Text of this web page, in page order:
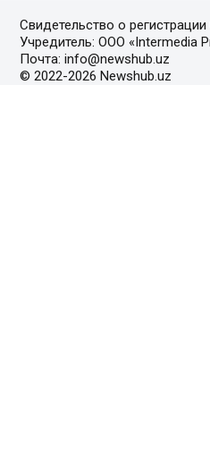
Свидетельство о
Учредитель: ООО «Intermedia
Почта: info@newshub.uz
© 2022-2026 Newshub.uz